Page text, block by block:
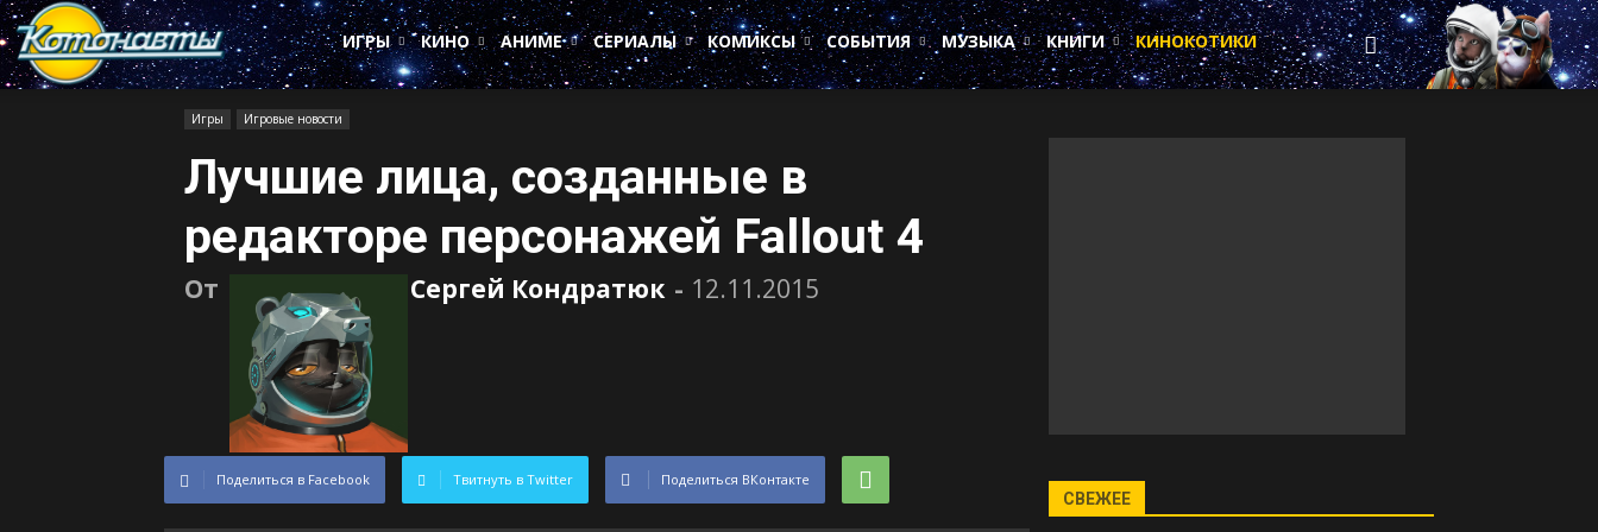
Котонавты
ИГРЫ
КИНО АНИМЕ СЕРИАЛЫ КОМИКСЫ СОБЫТИЯ МУЗЫКА КНИГИ КИНОКОТИКИ
Игры Игровые новости
Лучшие лица, созданные в
редакторе персонажей Fallout 4
От Сергей Кондратюк - 12.11.2015
Поделиться в Facebook Твитнуть в Twitter Поделиться ВКонтакте
СВЕЖЕЕ